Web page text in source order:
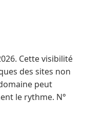
Cette visibilité
des sites non
peut
le rythme. N°